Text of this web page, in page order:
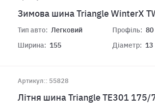
Зимова шина Triangle WinterX
Тип авто: Легковий
Ширина: 155
Профіль: 80
Діаметр: 13
Артикул:: 55828
Літня шина Triangle TE301 175/